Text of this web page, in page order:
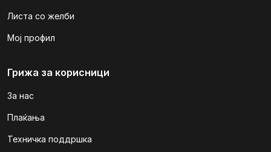
Листа со желби
Мој профил
Грижа за корисници
За нас
Плаќања
Техничка поддршка